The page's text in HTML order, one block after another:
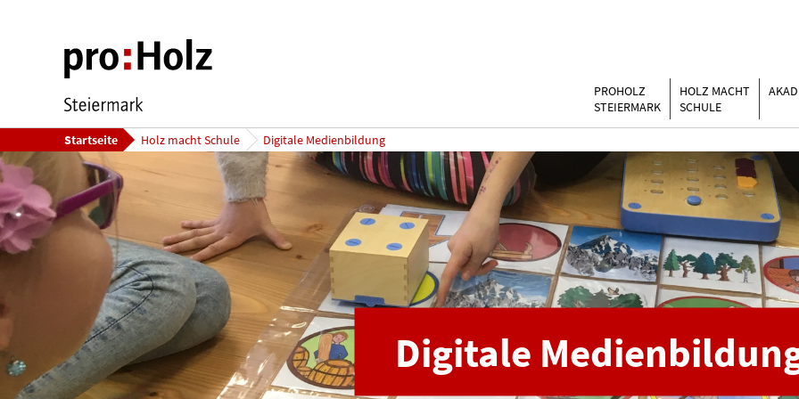
PROHOLZ
STEIERMARK
HOLZ MACHT
SCHULE
Startseite Holz macht Schule Digitale Medienbildung
Digitale